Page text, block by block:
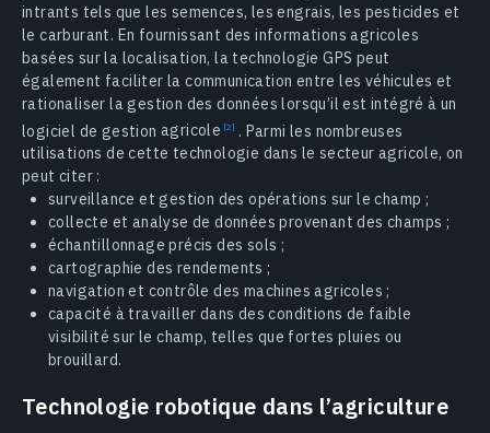
intrants tels que les semences, les engrais, les pesticides et
le carburant. En fournissant des informations agricoles
basées sur la localisation, la technologie GPS peut
également faciliter la communication entre les véhicules et
rationaliser la gestion des données lorsqu’il est intégré à un
logiciel de gestionagricole
. Parmi les nombreuses
utilisations de cette technologie dans le secteur agricole, on
peut citer :
surveillance et gestion des opérations sur le champ ;
collecte et analyse de données provenant des champs ;
échantillonnage précis des sols ;
cartographie des rendements ;
navigation et contrôle des machines agricoles ;
capacité à travailler dans des conditions de faible
visibilité sur le champ, telles que fortes pluies ou
brouillard.
Technologie robotique dans l’agriculture